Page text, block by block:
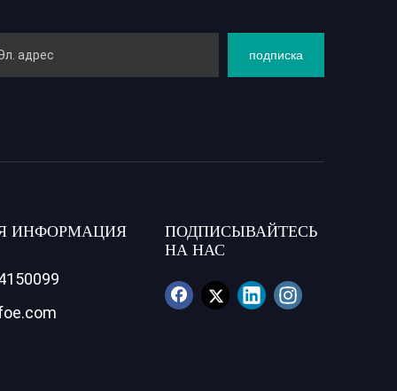
подписка
ИНФОРМАЦИЯ
ПОДПИСЫВАЙТЕСЬ
НА НАС